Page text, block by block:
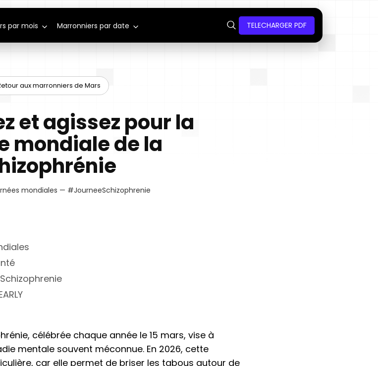
par mois Marronniers par date TELECHARGER PDF
aux marronniers de Mars
et agissez pour la
mondiale de la
mondiales — #JourneeSchizophrenie
célébrée chaque année le 15 mars, vise à
mentale souvent méconnue. En 2026, cette
car elle permet de briser les tabous autour de